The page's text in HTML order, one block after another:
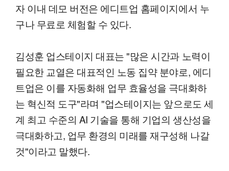
자 이내 데모 버전은 에디트업 홈페이지에서 누
구나 무료로 체험할 수 있다.
김성훈 업스테이지 대표는 "많은 시간과 노력이
필요한 교열은 대표적인 노동 집약 분야로, 에디
트업은 이를 자동화해 업무 효율성을 극대화하
는 혁신적 도구"라며 "업스테이지는 앞으로도 세
계 최고 수준의 AI 기술을 통해 기업의 생산성을
극대화하고, 업무 환경의 미래를 재구성해 나갈
것"이라고 말했다.